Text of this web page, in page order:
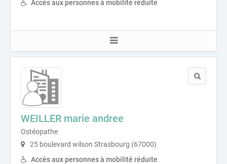
Accès aux personnes à mobilité réduite
WEILLER marie andree
Ostéopathe
25 boulevard wilson Strasbourg (67000)
Accès aux personnes à mobilité réduite